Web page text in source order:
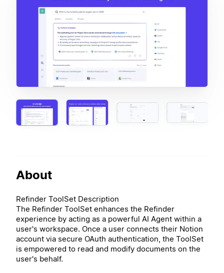
About
Refinder ToolSet Description
The Refinder ToolSet enhances the Refinder
experience by acting as a powerful AI Agent within a
user's workspace. Once a user connects their Notion
account via secure OAuth authentication, the ToolSet
is empowered to read and modify documents on the
user's behalf.